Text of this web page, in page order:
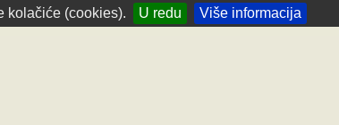
kolačiće (cookies). U redu Više informacija